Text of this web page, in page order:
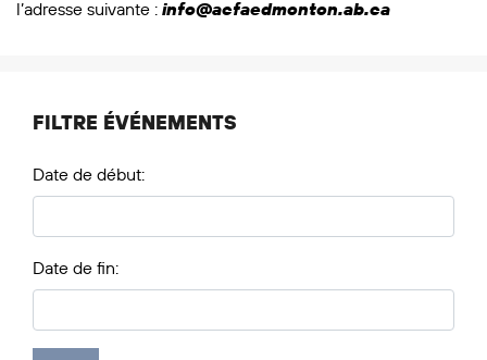
l’adresse suivante : info@acfaedmonton.ab.ca
FILTRE ÉVÉNEMENTS
Date de début:
Date de fin: